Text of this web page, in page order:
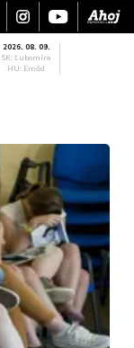
2026. 08. 09.
SK: Ľubomíra
HU: Emőd